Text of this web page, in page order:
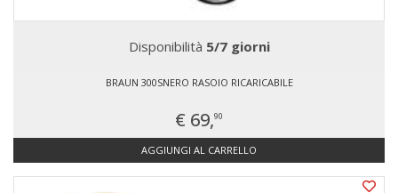
Disponibilità 5/7 giorni
BRAUN 300SNERO RASOIO RICARICABILE
€ 69,90
AGGIUNGI AL CARRELLO